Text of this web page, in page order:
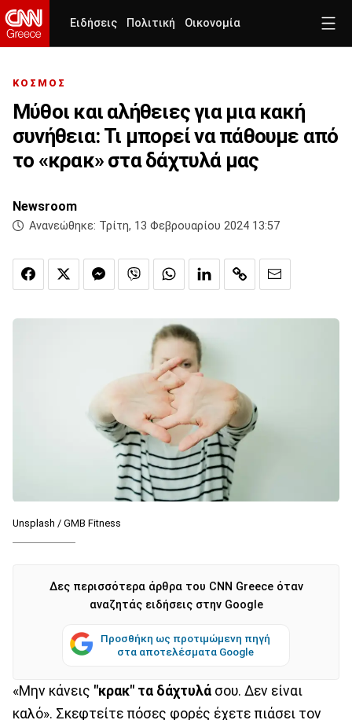
Ειδήσεις Πολιτική Οικονομία
ΚΟΣΜΟΣ
Μύθοι και αλήθειες για μια κακή
συνήθεια: Τι μπορεί να πάθουμε από
το «κρακ» στα δάχτυλά μας
Newsroom
Ανανεώθηκε: Τρίτη, 13 Φεβρουαρίου 2024 13:57
Unsplash / GMB Fitness
Δες περισσότερα άρθρα του CNN Greece όταν
αναζητάς ειδήσεις στην Google
Προσθήκη ως προτιμώμενη πηγή
στα αποτελέσματα Google
«Μην κάνεις "κρακ" τα δάχτυλά σου. Δεν είναι
καλό». Σκεφτείτε πόσες φορές έχετε πιάσει τον